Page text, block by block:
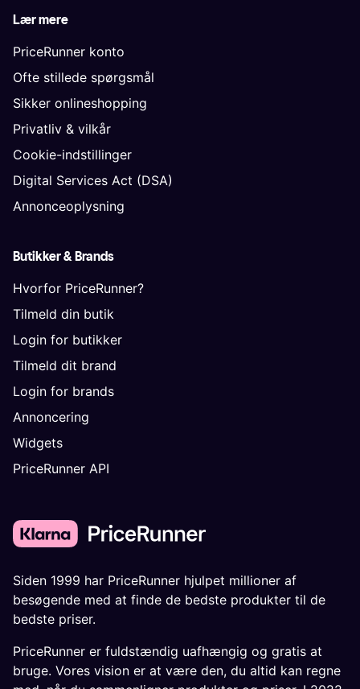
Lær mere
PriceRunner konto
Ofte stillede spørgsmål
Sikker onlineshopping
Privatliv & vilkår
Cookie-indstillinger
Digital Services Act (DSA)
Annonceoplysning
Butikker & Brands
Hvorfor PriceRunner?
Tilmeld din butik
Login for butikker
Tilmeld dit brand
Login for brands
Annoncering
Widgets
PriceRunner API
Siden 1999 har PriceRunner hjulpet millioner af
besøgende med at finde de bedste produkter til de
bedste priser.
PriceRunner er fuldstændig uafhængig og gratis at
bruge. Vores vision er at være den, du altid kan regne